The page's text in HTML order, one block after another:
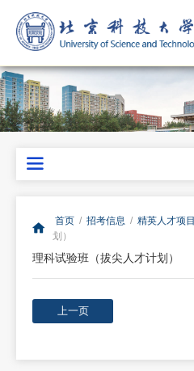
首页 / 招考信息 / 精英人才项目
划）
理科试验班（拔尖人才计划）
上一页